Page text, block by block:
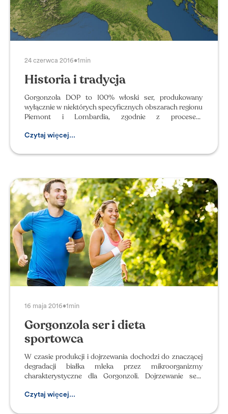
24 czerwca 2016•1min
Historia i tradycja
Gorgonzola DOP to 100% włoski ser, produkowany
wyłącznie w niektórych specyficznych obszarach regionu
Piemont i Lombardia, zgodnie z procesem
Czytaj więcej...
16 maja 2016•1min
Gorgonzola ser i dieta
sportowca
W czasie produkcji i dojrzewania dochodzi do znaczącej
degradacji białka mleka przez mikroorganizmy
charakterystyczne dla Gorgonzoli. Dojrzewanie sera
Czytaj więcej...